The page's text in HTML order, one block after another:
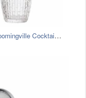
Shaker Bloomingville Cocktail Shaker